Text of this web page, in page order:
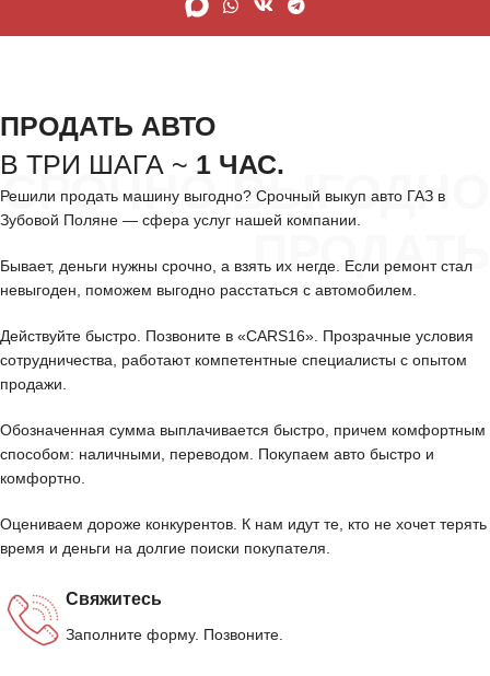
СРОЧНО ВЫГОДНО
ПРОДАТЬ
ПРОДАТЬ АВТО
В ТРИ ШАГА ~ 1 ЧАС.
Решили продать машину выгодно? Срочный выкуп авто ГАЗ в
Зубовой Поляне — сфера услуг нашей компании.
Бывает, деньги нужны срочно, а взять их негде. Если ремонт стал
невыгоден, поможем выгодно расстаться с автомобилем.
Действуйте быстро. Позвоните в «CARS16». Прозрачные условия
сотрудничества, работают компетентные специалисты с опытом
продажи.
Обозначенная сумма выплачивается быстро, причем комфортным
способом: наличными, переводом. Покупаем авто быстро и
комфортно.
Оцениваем дороже конкурентов. К нам идут те, кто не хочет терять
время и деньги на долгие поиски покупателя.
Свяжитесь
Заполните форму. Позвоните.